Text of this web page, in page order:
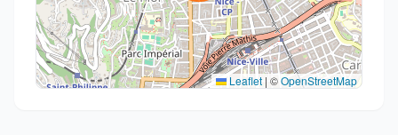
Leaflet | ©OpenStreetMap